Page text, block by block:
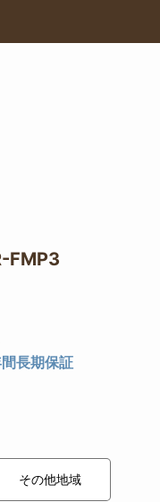
FMP3
長期保証
その他地域